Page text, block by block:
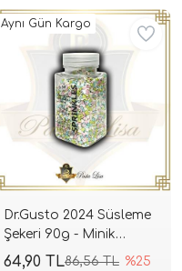
Dr.Gusto 2024 Süsleme
Şekeri 90g - Minik
Kalpler (Soft)
86,56 TL %25
64,90 TL
Aynı Gün Kargo